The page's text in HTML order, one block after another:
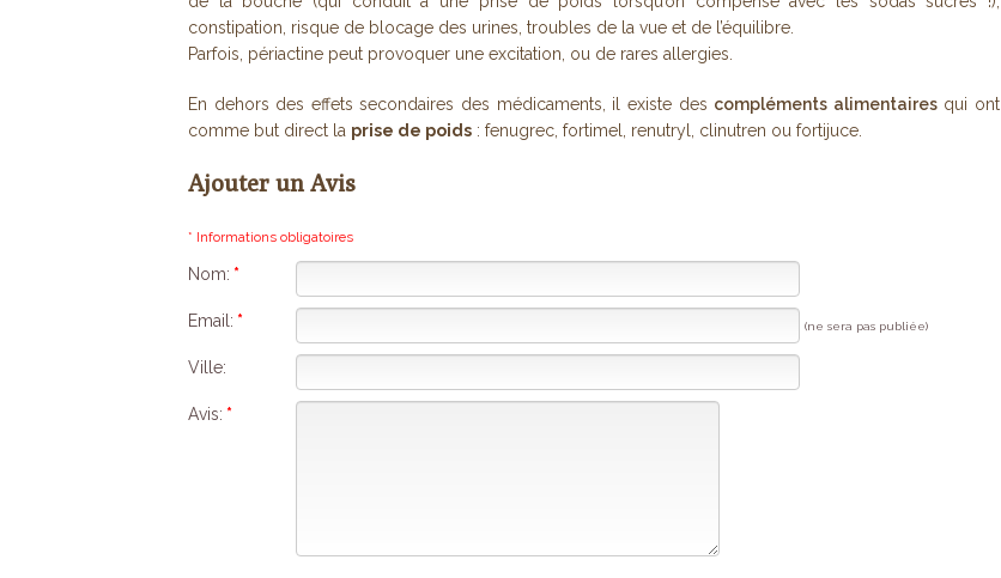
constipation, risque de blocage des urines, troubles de la vue et de l’équilibre.
Parfois, périactine peut provoquer une excitation, ou de rares allergies.
En dehors des effets secondaires des médicaments, il existe des compléments alimentairesqui ont
comme but direct la prise de poids : fenugrec, fortimel, renutryl, clinutren ou fortijuce.
Ajouter un Avis
* Informations obligatoires
Nom: *
Email: * (ne sera pas publiée)
Ville:
Avis: *